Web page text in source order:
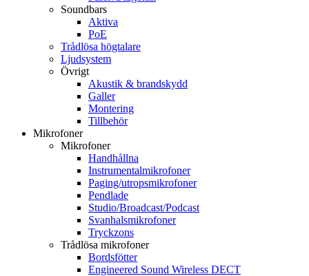
Soundbars
Aktiva
PoE
Trådlösa högtalare
Ljudsystem
Övrigt
Akustik & brandskydd
Galler
Montering
Tillbehör
Mikrofoner
Mikrofoner
Handhållna
Instrumentalmikrofoner
Paging/utropsmikrofoner
Pendlade
Studio/Broadcast/Podcast
Svanhalsmikrofoner
Tryckzons
Trådlösa mikrofoner
Bordsfötter
Engineered Sound Wireless DECT